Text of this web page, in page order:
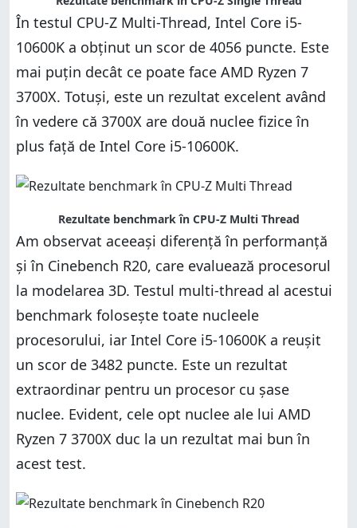
În testul CPU-Z Multi-Thread, Intel Core i5-
10600K a obținut un scor de 4056 puncte. Este
mai puțin decât ce poate face AMD Ryzen 7
3700X. Totuși, este un rezultat excelent având
în vedere că 3700X are două nuclee fizice în
plus față de Intel Core i5-10600K.
Rezultate benchmark în CPU-Z Multi Thread
Am observat aceeași diferență în performanță
și în Cinebench R20, care evaluează procesorul
la modelarea 3D. Testul multi-thread al acestui
benchmark folosește toate nucleele
procesorului, iar Intel Core i5-10600K a reușit
un scor de 3482 puncte. Este un rezultat
extraordinar pentru un procesor cu șase
nuclee. Evident, cele opt nuclee ale lui AMD
Ryzen 7 3700X duc la un rezultat mai bun în
acest test.